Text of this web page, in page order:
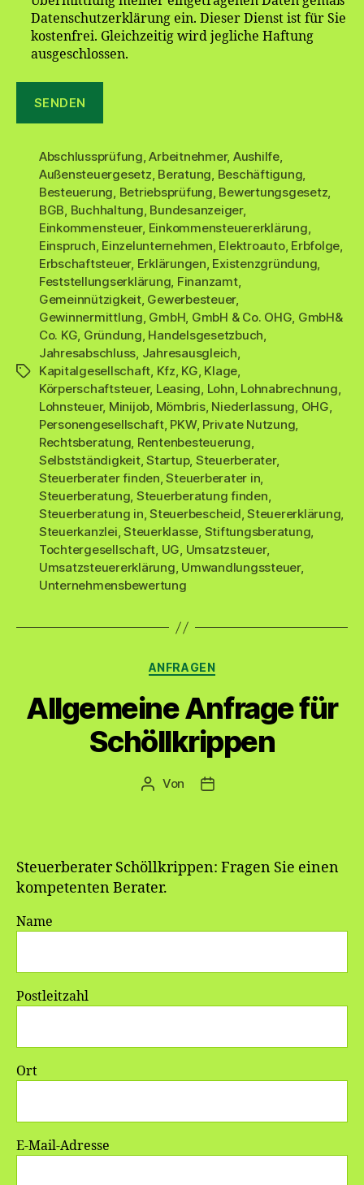
Datenschutzerklärung ein. Dieser Dienst ist für Sie
kostenfrei. Gleichzeitig wird jegliche Haftung
ausgeschlossen.
Schlagwörter
Abschlussprüfung,Arbeitnehmer, Aushilfe,
Außensteuergesetz, Beratung, Beschäftigung,
Besteuerung, Betriebsprüfung, Bewertungsgesetz,
BGB, Buchhaltung, Bundesanzeiger,
Einkommensteuer, Einkommensteuererklärung,
Einspruch, Einzelunternehmen, Elektroauto, Erbfolge,
Erbschaftsteuer, Erklärungen, Existenzgründung,
Feststellungserklärung, Finanzamt,
Gemeinnützigkeit, Gewerbesteuer,
Gewinnermittlung, GmbH, GmbH & Co. OHG, GmbH&
Co. KG, Gründung, Handelsgesetzbuch,
Jahresabschluss, Jahresausgleich,
Kapitalgesellschaft, Kfz, KG, Klage,
Körperschaftsteuer, Leasing, Lohn, Lohnabrechnung,
Lohnsteuer, Minijob, Mömbris, Niederlassung, OHG,
Personengesellschaft, PKW, Private Nutzung,
Rechtsberatung, Rentenbesteuerung,
Selbstständigkeit,Startup, Steuerberater,
Steuerberater finden,Steuerberater in,
Steuerberatung, Steuerberatung finden,
Steuerberatung in,Steuerbescheid,Steuererklärung,
Steuerkanzlei,Steuerklasse, Stiftungsberatung,
Tochtergesellschaft, UG, Umsatzsteuer,
Umsatzsteuererklärung, Umwandlungssteuer,
Unternehmensbewertung
Kategorien
ANFRAGEN
Allgemeine Anfrage für
Schöllkrippen
Beitragsautor
Von Veröffentlichungsdatum
Steuerberater Schöllkrippen: Fragen Sie einen
kompetenten Berater.
Name
Postleitzahl
Ort
E-Mail-Adresse